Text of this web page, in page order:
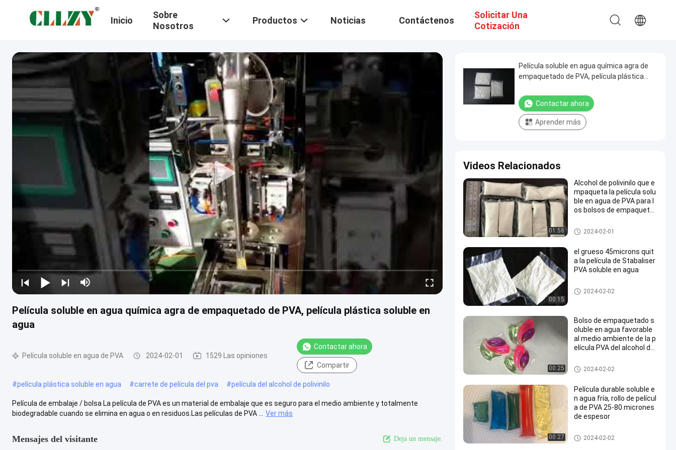
Inicio
Sobre
Nosotros
Productos Noticias Contáctenos
Solicitar Una
Cotización
Película soluble en agua química agra de empaquetado de PVA, película plástica soluble en
agua
Película soluble en agua de PVA 2024-02-01 1529 Las opiniones
Contactar ahora
Compartir
#película plástica soluble en agua #carrete de película del pva #película del alcohol de polivinilo
Película de embalaje / bolsa La película de PVA es un material de embalaje que es seguro para el medio ambiente y totalmente
biodegradable cuando se elimina en agua o en residuos.Las películas de PVA ...
Ver más
Mensajes del visitante Deja un mensaje.
Película soluble en agua química agra de
empaquetado de PVA, película plástica
Contactar ahora
Aprender más
Videos Relacionados
01:58
Alcohol de polivinilo que e
mpaqueta la película solu
ble en agua de PVA para l
os bolsos de empaqueta
Película soluble en agua de PV
A
2024-02-01
00:15
el grueso 45microns quit
a la película de Stabaliser
PVA soluble en agua
Película soluble en agua de PV
A
2024-02-02
00:25
Bolso de empaquetado s
oluble en agua favorable
al medio ambiente de la p
elícula PVA del alcohol de
Película soluble en agua de PV
A
2024-02-02
00:27
Película durable soluble e
n agua fría, rollo de películ
a de PVA 25-80 micrones
de espesor
Película soluble en agua de PV
A
2024-02-02